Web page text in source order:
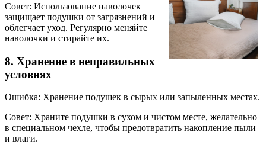
Совет: Использование наволочек
защищает подушки от загрязнений и
облегчает уход. Регулярно меняйте
наволочки и стирайте их.
8. Хранение в неправильных
условиях
Ошибка: Хранение подушек в сырых или запыленных местах.
Совет: Храните подушки в сухом и чистом месте, желательно
в специальном чехле, чтобы предотвратить накопление пыли
и влаги.